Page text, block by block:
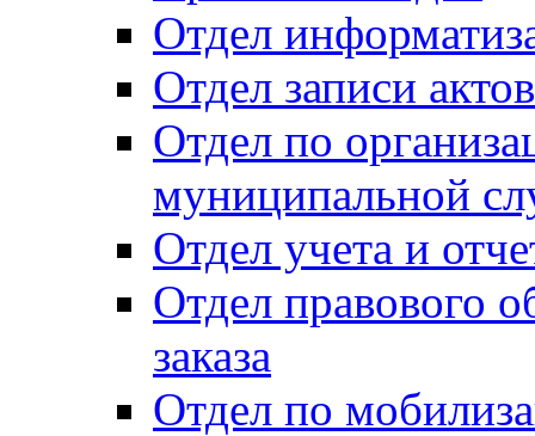
Отдел
Отдел записи
Отдел по
муниципальной
Отдел учета и
Отдел правового
заказа
Отдел по